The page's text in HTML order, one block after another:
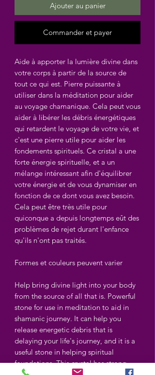
Ajouter au panier
Commander et payer
Aide à apporter la lumière divine dans
votre corps à partir de la source de
tout ce qui est. Pierre puissante à
utiliser dans la méditation pour aider
au voyage chamanique. Cela peut vous
aider à libérer les débris énergétiques
qui retardent le voyage de votre vie, et
c'est une pierre utile pour aider les
fondements spirituels. Ce cristal a une
forte énergie spirituelle, et a un
mélange intéressant afin d'équilibrer
votre énergie et de vous dynamiser en
fonction de ce dont vous avez besoin.
Cela peut être très utile pour
quiconque a depuis longtemps eût des
problèmes de rejet durant l'enfance
qu'ils n'ont pas traités.
Formes et couleurs peuvent varier
Help bring divine light into your body
from the source of all that is. Powerful
stone for use in meditation to aid in
shamanic journey. It can help you
release energetic debris that is
delaying your life's journey, and it is a
useful stone in helping spiritual
foundations. This crystal has strong